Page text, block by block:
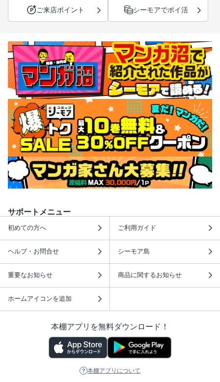
ご来店ポイント シーモアでポイ活
サポートメニュー
初めての方へ ご利用ガイド
ヘルプ・お問合せ シーモア島
重要なお知らせ 商品に関するお知らせ
ホームアイコンを追加
本棚アプリを無料ダウンロード！
本棚アプリについて